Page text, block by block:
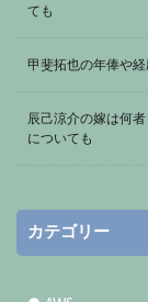
ても
甲斐拓也の年俸や
辰己涼介の嫁は何
についても
カテゴリー